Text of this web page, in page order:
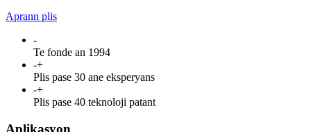
Aprann plis
-
Te fonde an 1994
-+
Plis pase 30 ane eksperyans
-+
Plis pase 40 teknoloji patant
Aplikasyon